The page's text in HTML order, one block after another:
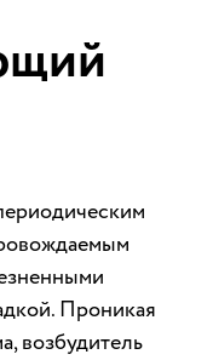
Проникая
возбудитель